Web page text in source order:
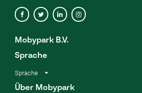
Mobypark B.V.
Sprache
Sprache
Über Mobypark